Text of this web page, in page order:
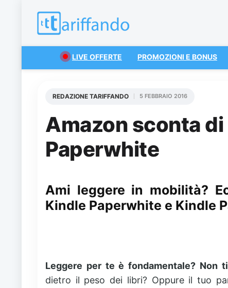
LIVE OFFERTE PROMOZIONI E BONUS
Amazon sconta
Paperwhite
REDAZIONE TARIFFANDO 5 FEBBRAIO 2016
Ami leggere in mobilità?
Kindle Paperwhite e Kindle
Leggere per te è fondamentale? Non
dietro il peso dei libri? Oppure il tuo